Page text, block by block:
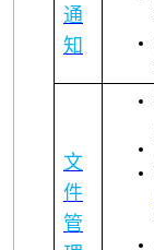
通
知
文
件
管